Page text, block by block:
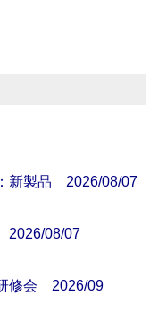
新製品 2026/08/07
2026/08/07
修会 2026/09